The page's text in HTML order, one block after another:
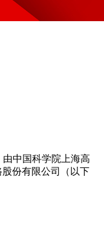
由中国科学院上海高
份有限公司（以下